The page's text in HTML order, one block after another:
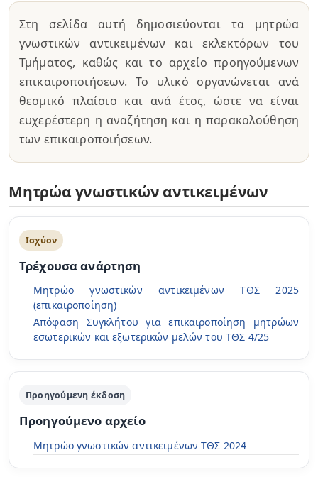
Στη σελίδα αυτή δημοσιεύονται τα μητρώα
γνωστικών αντικειμένων και εκλεκτόρων του
Τμήματος, καθώς και το αρχείο προηγούμενων
επικαιροποιήσεων. Το υλικό οργανώνεται ανά
θεσμικό πλαίσιο και ανά έτος, ώστε να είναι
ευχερέστερη η αναζήτηση και η παρακολούθηση
των επικαιροποιήσεων.
Μητρώα γνωστικών αντικειμένων
Ισχύον
Τρέχουσα ανάρτηση
Μητρώο γνωστικών αντικειμένων ΤΘΣ 2025
(επικαιροποίηση)
Απόφαση Συγκλήτου για επικαιροποίηση μητρώων
εσωτερικών και εξωτερικών μελών του ΤΘΣ 4/25
Προηγούμενη έκδοση
Προηγούμενο αρχείο
Μητρώο γνωστικών αντικειμένων ΤΘΣ 2024